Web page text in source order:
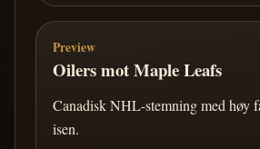
Preview
Oilers mot Maple Leafs
Canadisk NHL-stemning med høy
isen.